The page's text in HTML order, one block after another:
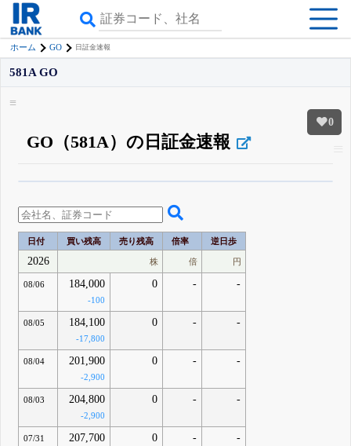
ホーム GO 日証金速報
0
581A GO
GO（581A）の日証金速報
見られる
無料でβ版をはじめる
登録すると永久30%OFFと米株版の先行利用も付きます
日付 買い残高 売り残高 倍率 逆日歩
2026 株 倍 円
08/06 184,000
-100
0 - -
08/05 184,100
-17,800
0 - -
08/04 201,900
-2,900
0 - -
08/03 204,800
-2,900
0 - -
07/31 207,700 0 - -